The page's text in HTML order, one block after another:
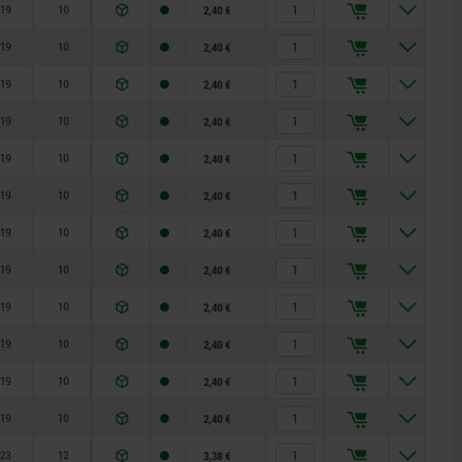
19 10 2,40 €
19 10 2,40 €
19 10 2,40 €
19 10 2,40 €
19 10 2,40 €
19 10 2,40 €
19 10 2,40 €
19 10 2,40 €
19 10 2,40 €
19 10 2,40 €
19 10 2,40 €
19 10 2,40 €
23 12 3,38 €